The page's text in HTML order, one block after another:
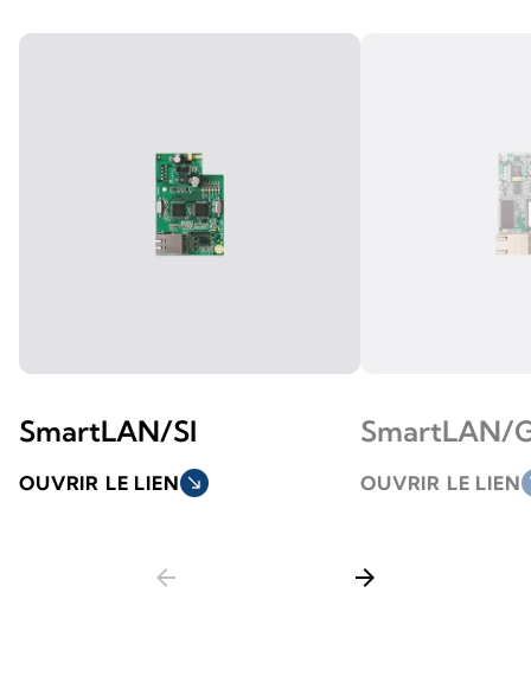
SmartLAN/SI
OUVRIR LE LIEN south_east
SmartLAN/
OUVRIR LE LIEN
arrow_back arrow_forward